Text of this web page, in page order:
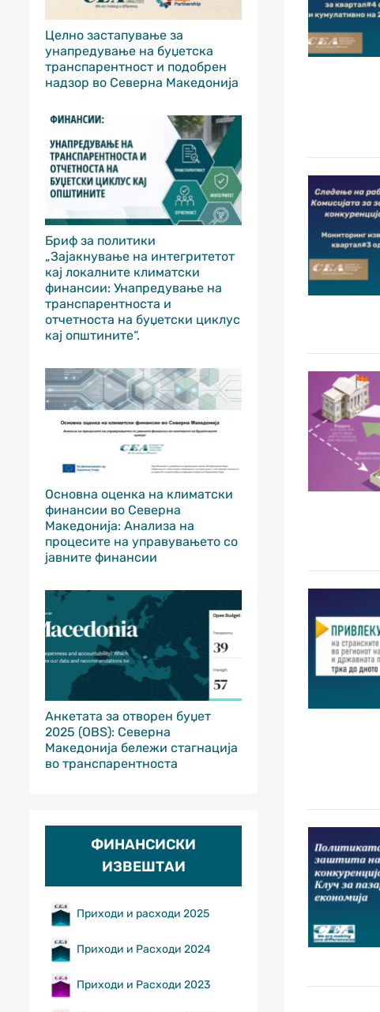
Целно застапување за
унапредување на буџетска
транспарентност и подобрен
надзор во Северна Македонија
Бриф за политики
„Зајакнување на интегритетот
кај локалните климатски
финансии: Унапредување на
транспарентноста и
отчетноста на буџетски циклус
кај општините“.
Основна оценка на климатски
финансии во Северна
Македонија: Анализа на
процесите на управувањето со
јавните финансии
Анкетата за отворен буџет
2025 (OBS): Северна
Македонија бележи стагнација
во транспарентноста
ФИНАНСИСКИ
ИЗВЕШТАИ
Приходи и расходи 2025
Приходи и Расходи 2024
Приходи и Расходи 2023